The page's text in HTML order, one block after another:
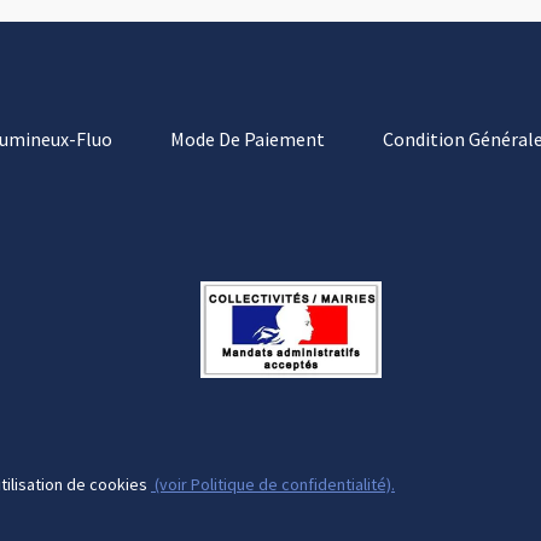
Fluo Mode De Paiement Condition
de cookies (voir Politique de confidentialité).